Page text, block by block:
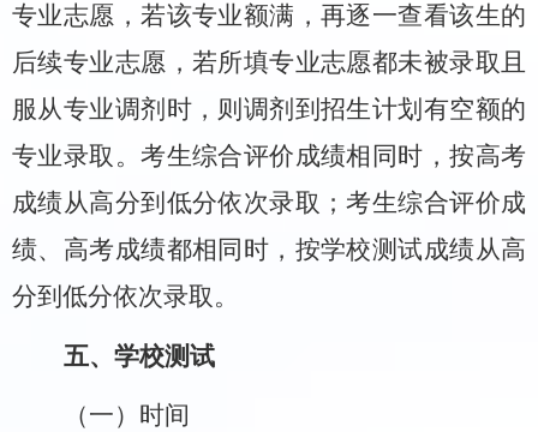
专业志愿，若该专业额满，再逐一查看该生的
后续专业志愿 ， 若所填专业志愿都未被录取 且
服从专业调剂 时，则调剂到招生计划有空额的
专业录取 。考生综合评价成绩相同时，按高考
成绩从高分到低分依次录取；考生综合评价成
绩、高考成绩都相同时，按学校测试成绩从高
分到低分依次录取。
五、学校测试
（一）时间